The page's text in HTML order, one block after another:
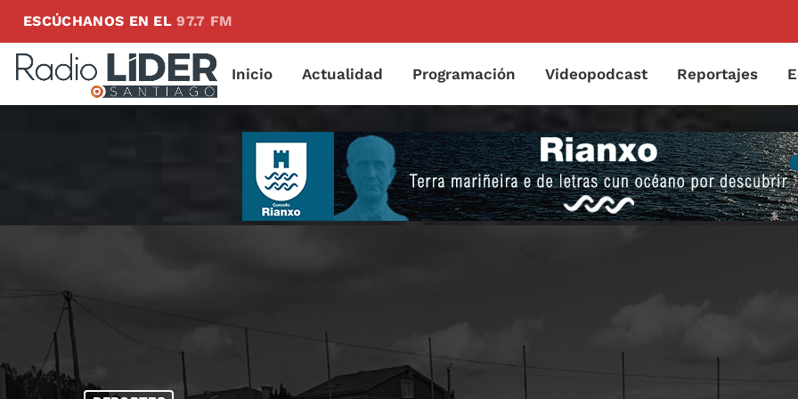
ESCÚCHANOS EN EL97.7 FM
Inicio Actualidad Programación Videopodcast Reportajes